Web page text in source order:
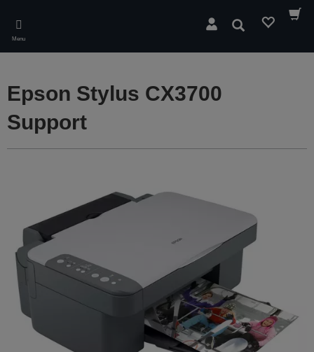
main
content
Menu
Wyszukaj
Epson Stylus CX3700
Support